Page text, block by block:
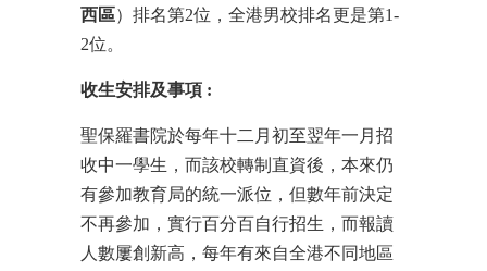
西區）排名第2位，全港男校排名更是第1-
2位。
收生安排及事項 :
聖保羅書院於每年十二月初至翌年一月招
收中一學生，而該校轉制直資後，本來仍
有參加教育局的統一派位，但數年前決定
不再參加，實行百分百自行招生，而報讀
人數屢創新高，每年有來自全港不同地區